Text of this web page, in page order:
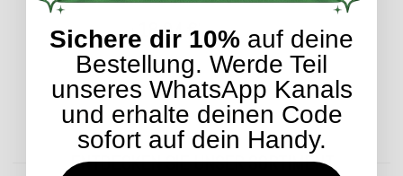
ab18,04 €
Lieferzeit: ca. 5-7 Werktage
ENTDECKEN SIE UNSER SORTIMENT
Sichere dir 10% auf deine
Bestellung. Werde Teil
unseres WhatsApp Kanals
und erhalte deinen Code
sofort auf dein Handy.